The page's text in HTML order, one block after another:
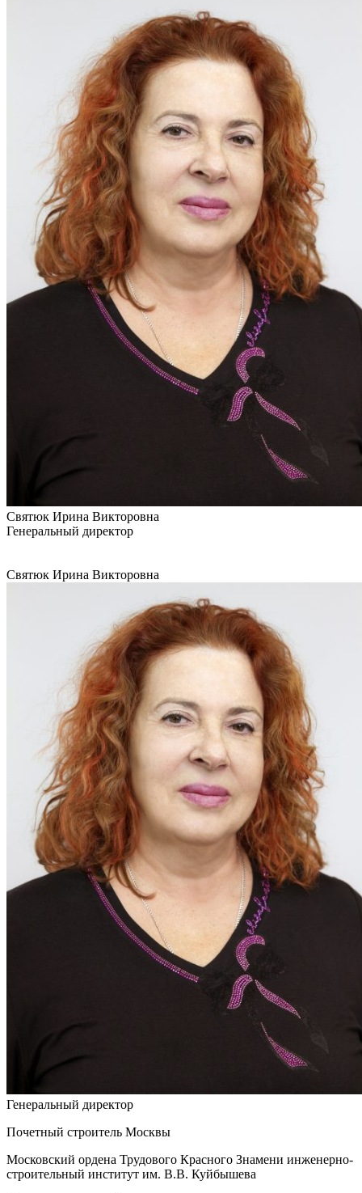
Святюк Ирина Викторовна
Генеральный директор
Святюк Ирина Викторовна
Генеральный директор
Почетный строитель Москвы
Московский ордена Трудового Красного Знамени инженерно-
строительный институт им. В.В. Куйбышева